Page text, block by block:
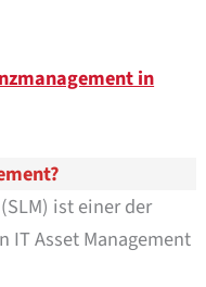
in
ist einer der
Asset Management